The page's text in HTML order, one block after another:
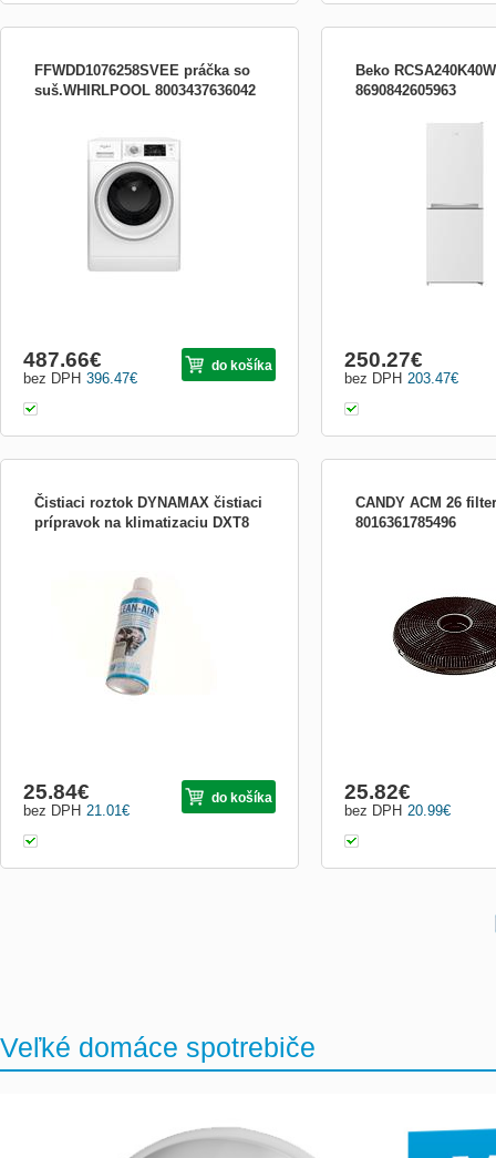
FFWDD1076258SVEE práčka so
suš.WHIRLPOOL 8003437636042
sušičkou, technológia 6. ZMYSEL,
energetická trieda pranie/pranie+sušenie:B
/ E, kapacita pranie/sušenie: 10/7 kg,
spotreba energie (100 cyklov) pranie /
pranie+sušenie: 59 / 414 kWh, Spotreba
vody (cyklus) pranie / p
396.47€
bez DPH
487.66€ do košíka
Beko
8690842605963
kombinovaná
203.47€
bez DPH
250.27€
Čistiaci roztok DYNAMAX čistiaci
prípravok na klimatizaciu DXT8
elektroinštaláciu vypnite. Pred použitím
potraste. Aplikujte na kondenzátor
klimatizácie. Vsuňte adaptér do prívodu
vzduchu na klimatizácii a plechovku úplne
vyprázdnite. Poloha
21.01€
bez DPH
25.84€ do košíka
CANDY ACM 26
8016361785496
20.99€
bez DPH
25.82€
Veľké domáce spotrebiče